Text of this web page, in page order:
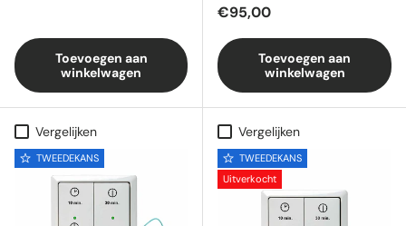
Toevoegen aan
winkelwagen
Reguliere prijs
€95,00
Toevoegen aan
winkelwagen
Vergelijken
TWEEDEKANS
Vergelijken
TWEEDEKANS
Uitverkocht